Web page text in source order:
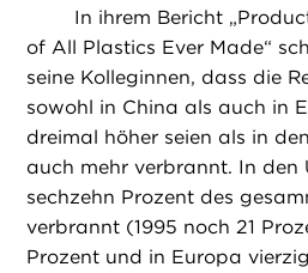
In ihrem Bericht
of All Plastics Ever Made“
seine Kolleginnen, dass die
sowohl in China als auch in
dreimal höher seien als in
auch mehr verbrannt. In den
sechzehn Prozent des
verbrannt (1995 noch 21
Prozent und in Europa